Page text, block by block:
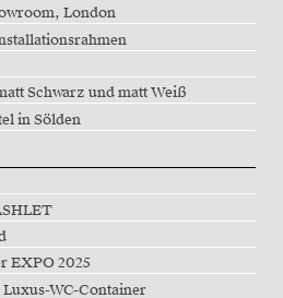
London
Schwarz und matt Weiß
in Sölden
EXPO 2025
WC-Container